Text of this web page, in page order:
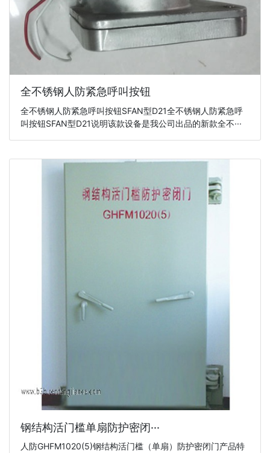
全不锈钢人防紧急呼叫按钮
全不锈钢人防紧急呼叫按钮SFAN型D21全不锈钢人防紧急呼
叫按钮SFAN型D21说明该款设备是我公司出品的新款全不···
钢结构活门槛单扇防护密闭···
人防GHFM1020(5)钢结构活门槛（单扇）防护密闭门产品特